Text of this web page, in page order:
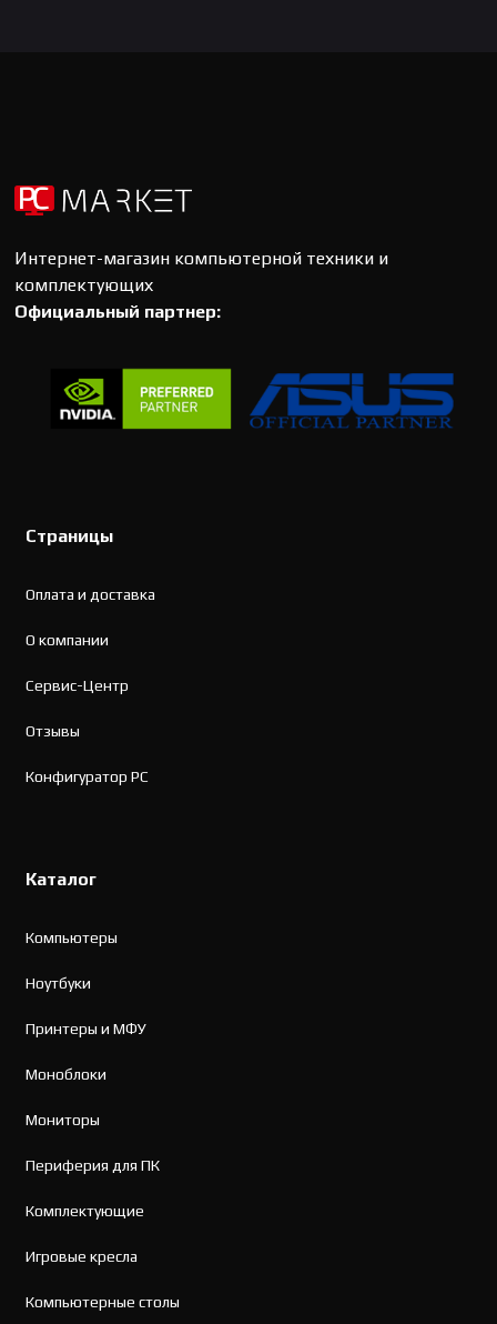
Интернет-магазин компьютерной техники и
комплектующих
Официальный партнер:
Страницы
Оплата и доставка
О компании
Сервис-Центр
Отзывы
Конфигуратор PC
Каталог
Компьютеры
Ноутбуки
Принтеры и МФУ
Моноблоки
Мониторы
Периферия для ПК
Комплектующие
Игровые кресла
Компьютерные столы